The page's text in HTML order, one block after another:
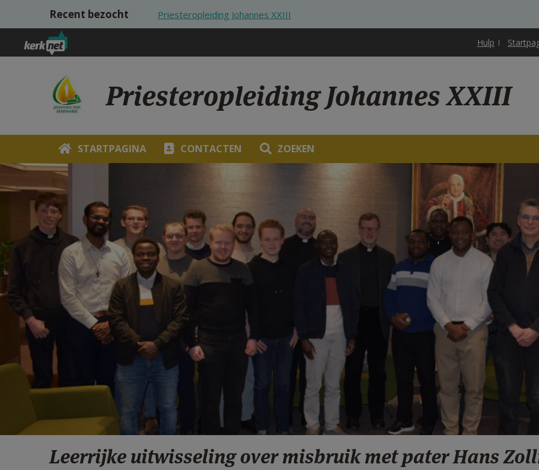
Overslaan en naar de inhoud gaan
Recent bezocht Priesteropleiding Johannes XXIII
Hulp
Priesteropleiding Johannes XXIII
STARTPAGINA CONTACTEN ZOEKEN
Leerrijke uitwisseling over misbruik met pater Hans